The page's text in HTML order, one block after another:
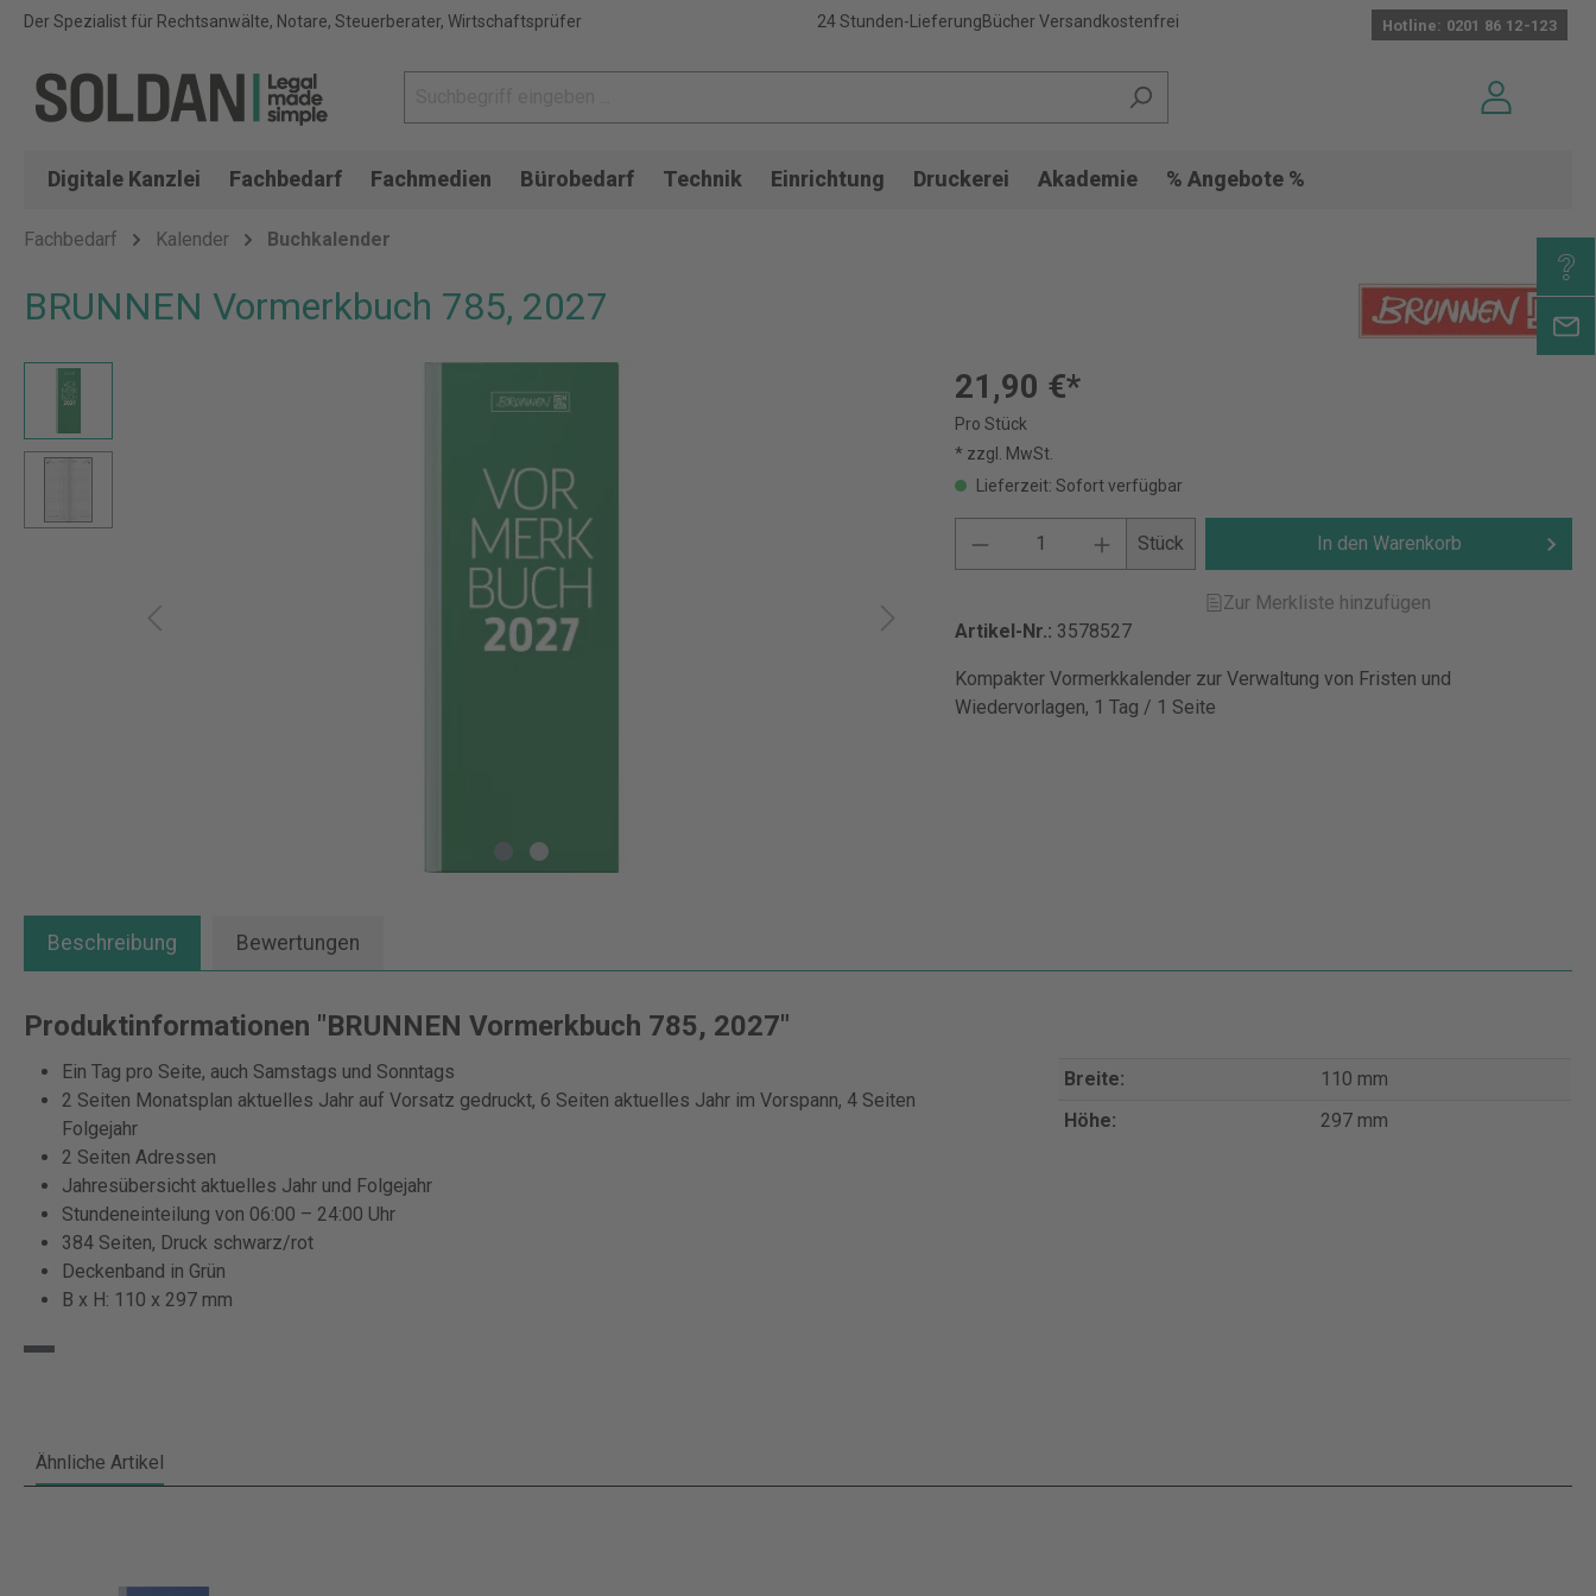
Der Spezialist für Rechtsanwälte, Notare, Steuerberater, Wirtschaftsprüfer 24 Stunden-LieferungBücher Versandkostenfrei Hotline: 0201 86 12-123
Digitale Kanzlei Fachbedarf Fachmedien Bürobedarf Technik Einrichtung Druckerei Akademie % Angebote %
Fachbedarf Kalender Buchkalender
BRUNNEN Vormerkbuch 785, 2027
21,90 €*
Pro Stück
* zzgl. MwSt.
Lieferzeit: Sofort verfügbar
Stück In den Warenkorb
Zur Merkliste hinzufügen
Artikel-Nr.: 3578527
Kompakter Vormerkkalender zur Verwaltung von Fristen und
Wiedervorlagen, 1 Tag / 1 Seite
Beschreibung Bewertungen
Produktinformationen "BRUNNEN Vormerkbuch 785, 2027"
Ein Tag pro Seite, auch Samstags und Sonntags
2 Seiten Monatsplan aktuelles Jahr auf Vorsatz gedruckt, 6 Seiten aktuelles Jahr im Vorspann, 4 Seiten
Folgejahr
2 Seiten Adressen
Jahresübersicht aktuelles Jahr und Folgejahr
Stundeneinteilung von 06:00 – 24:00 Uhr
384 Seiten, Druck schwarz/rot
Deckenband in Grün
B x H: 110 x 297 mm
Breite:
110 mm
Höhe:
297 mm
Ähnliche Artikel